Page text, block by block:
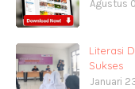
Agustus
Literasi
Sukses
Januari